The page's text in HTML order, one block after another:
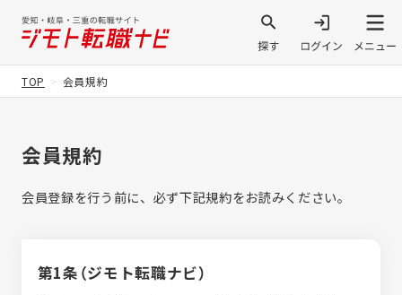
TOP 会員規約
会員規約
会員登録を行う前に、必ず下記規約をお読みください。
第1条（ジモト転職ナビ）